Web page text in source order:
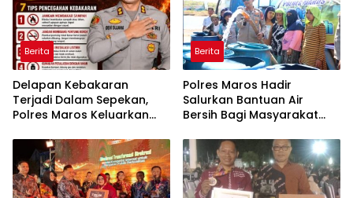
Berita
Delapan Kebakaran
Terjadi Dalam Sepekan,
Polres Maros Keluarkan
Masyarakat
Berita
Polres Maros Hadir
Salurkan Bantuan Air
Bersih Bagi Masyarakat
Di Maros